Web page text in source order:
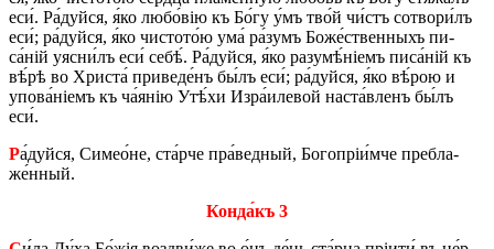
еси́. Ра́дуй­ся, я́ко лю­бо́­вію къ Бо́гу у́мъ тво́й чи́стъ со­тво­ри́лъ
еси́; ра́дуй­ся, я́ко чи­сто­то́ю ума́ ра́зумъ Бо­же́­ствен­ныхъ пи­
са́ній уясни́лъ еси́ себѣ́. Ра́дуй­ся, я́ко разу­мѣ́ніемъ пи­са́ній къ
вѣ́рѣ во Хри­ста́ при­ве­де́нъ бы́лъ еси́; ра́дуй­ся, я́ко вѣ́­рою и
упо­ва́ніемъ къ ча́янію Утѣ́­хи Изра́­и­ле­вой на­ста́в­ленъ бы́лъ
еси́.
Ра́дуй­ся, Си­ме­о́­не, ста́р­че пра́­вед­ный, Бо­го­пріи́м­че пре­бла­
же́н­ный.
Кон­да́къ 3